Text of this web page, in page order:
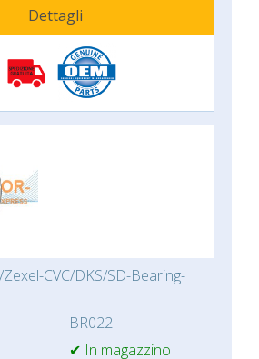
Dettagli
CVC/DKS/SD-Bearing-
BR022
✔ In magazzino